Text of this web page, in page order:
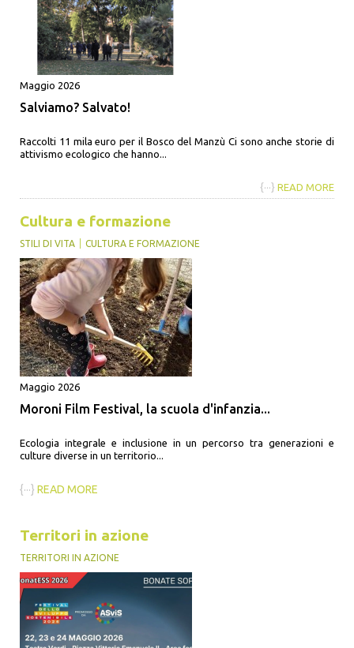
Maggio 2026
Salviamo? Salvato!
Raccolti 11 mila euro per il Bosco del Manzù Ci sono anche storie di
attivismo ecologico che hanno...
{···} READ MORE
Cultura e formazione
STILI DI VITA CULTURA E FORMAZIONE
Maggio 2026
Moroni Film Festival, la scuola d'infanzia...
Ecologia integrale e inclusione in un percorso tra generazioni e
culture diverse in un territorio...
{···} READ MORE
Territori in azione
TERRITORI IN AZIONE